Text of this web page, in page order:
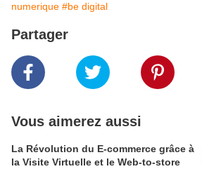
numerique #be digital
Partager
Vous aimerez aussi
La Révolution du E-commerce grâce à
la Visite Virtuelle et le Web-to-store